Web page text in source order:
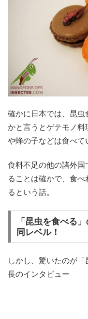
確かに日本では、昆虫
かと言うとゲテモノ料
や蜂の子などは食べて
食料不足の他の諸外
ることは確かで、食
るという話。
「昆虫を食べる
同レベル！
しかし、驚いたのが
長のインタビュー